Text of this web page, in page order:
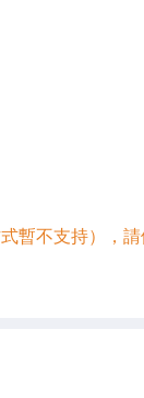
暫不支持），